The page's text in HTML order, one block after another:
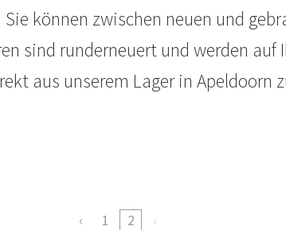
können zwischen neuen und
sind runderneuert und werden auf
aus unserem Lager in Apeldoorn
1 2